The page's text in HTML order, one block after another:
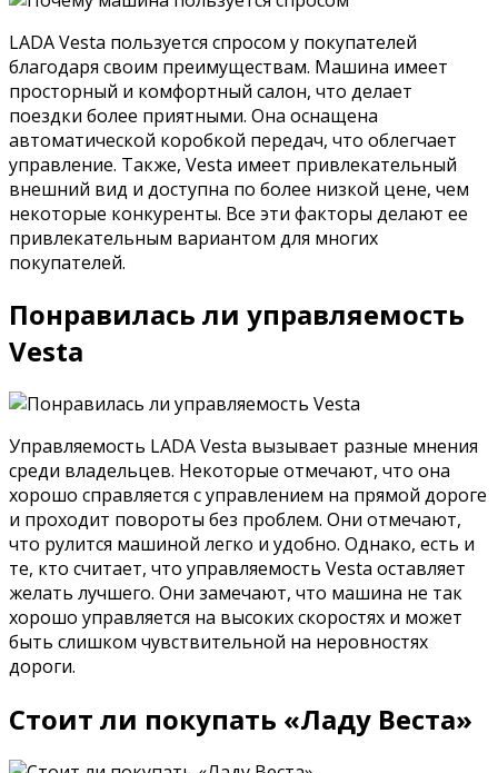
LADA Vesta пользуется спросом у покупателей
благодаря своим преимуществам. Машина имеет
просторный и комфортный салон, что делает
поездки более приятными. Она оснащена
автоматической коробкой передач, что облегчает
управление. Также, Vesta имеет привлекательный
внешний вид и доступна по более низкой цене, чем
некоторые конкуренты. Все эти факторы делают ее
привлекательным вариантом для многих
покупателей.
Понравилась ли управляемость
Vesta
Управляемость LADA Vesta вызывает разные мнения
среди владельцев. Некоторые отмечают, что она
хорошо справляется с управлением на прямой дороге
и проходит повороты без проблем. Они отмечают,
что рулится машиной легко и удобно. Однако, есть и
те, кто считает, что управляемость Vesta оставляет
желать лучшего. Они замечают, что машина не так
хорошо управляется на высоких скоростях и может
быть слишком чувствительной на неровностях
дороги.
Стоит ли покупать «Ладу Веста»